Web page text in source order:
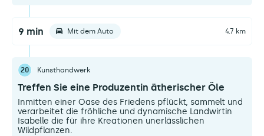
9 min Mit dem Auto 4.7 km
20 Kunsthandwerk
Treffen Sie eine Produzentin ätherischer Öle
Inmitten einer Oase des Friedens pflückt, sammelt und
verarbeitet die fröhliche und dynamische Landwirtin
Isabelle die für ihre Kreationen unerlässlichen
Wildpflanzen.